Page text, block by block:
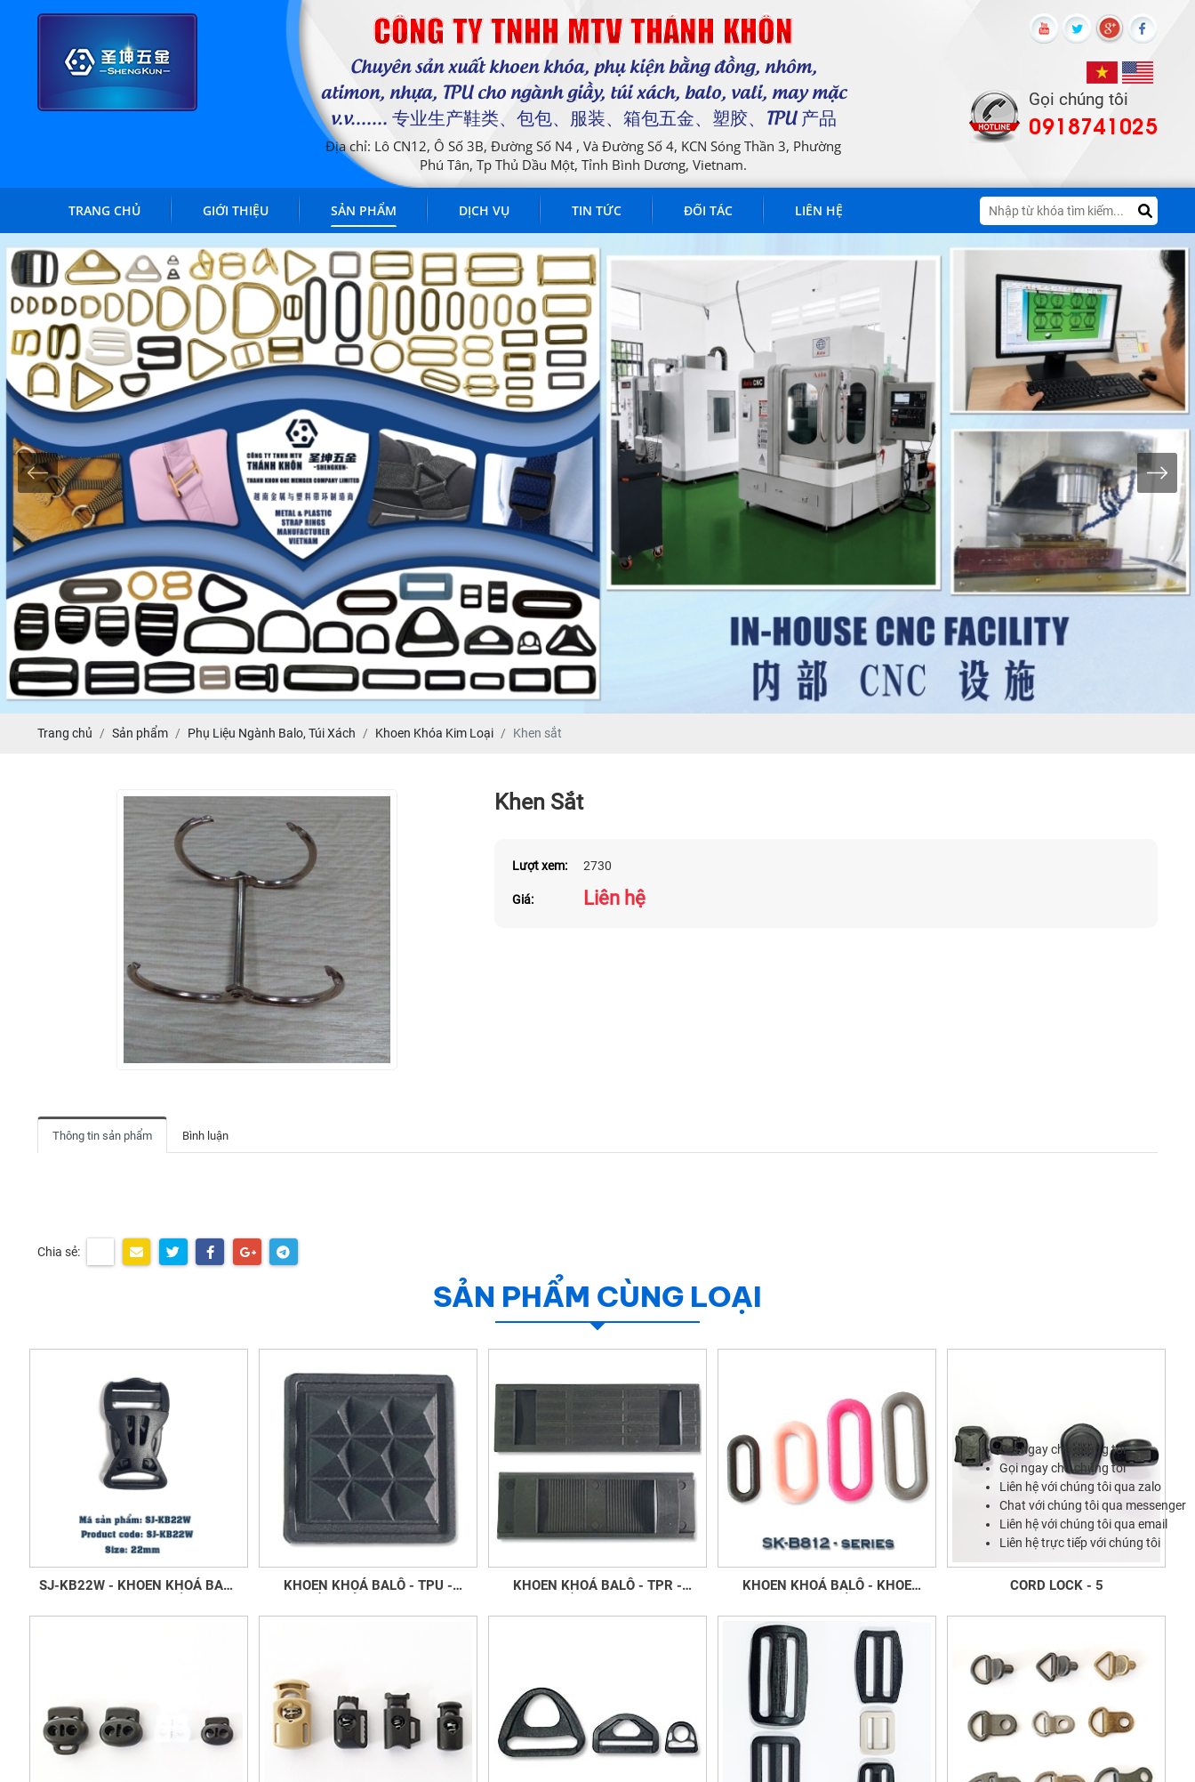
CÔNG TY TNHH MTV THÁNH KHÔN
Chuyên sản xuất khoen khóa, phụ kiện bằng đồng, nhôm,
atimon, nhựa, TPU cho ngành giầy, túi xách, balo, vali, may mặc
v.v....... 专业生产鞋类、包包、服装、箱包五金、塑胶、TPU 产品
Địa chỉ: Lô CN12, Ô Số 3B, Đường Số N4 , Và Đường Số 4, KCN Sóng Thần 3, Phường
Phú Tân, Tp Thủ Dầu Một, Tỉnh Bình Dương, Vietnam.
Gọi chúng tôi
0918741025
TRANG CHỦ GIỚI THIỆU SẢN PHẨM DỊCH VỤ TIN TỨC ĐỐI TÁC LIÊN HỆ
Trang chủ Sản phẩm Phụ Liệu Ngành Balo, Túi Xách Khoen Khóa Kim Loại Khen sắt
Khen Sắt
Lượt xem: 2730
Giá: Liên hệ
Thông tin sản phẩm Bình luận
Chia sẻ:
SẢN PHẨM CÙNG LOẠI
SJ-KB22W - KHOEN KHOÁ BALÔ
KHOEN KHOÁ BALÔ - TPU -
KHOEN KHOÁ BALÔ - TPR -
KHOEN KHOÁ BALÔ - KHOE
CORD LOCK - 5
Gọi ngay cho chúng tôi
Gọi ngay cho chúng tôi
Liên hệ với chúng tôi qua zalo
Chat với chúng tôi qua messenger
Liên hệ với chúng tôi qua email
Liên hệ trực tiếp với chúng tôi